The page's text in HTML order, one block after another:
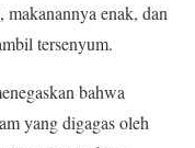
makanannya enak, dan
tersenyum.
bahwa
yang digagas oleh